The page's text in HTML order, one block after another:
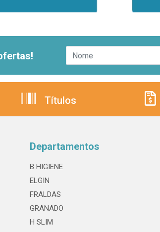
Títulos
Departamentos
B HIGIENE
ELGIN
FRALDAS
GRANADO
H SLIM